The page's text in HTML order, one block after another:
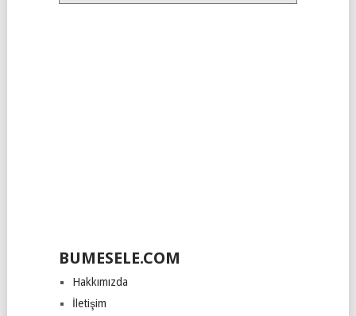
Kategoriler
BUMESELE.COM
Hakkımızda
İletişim